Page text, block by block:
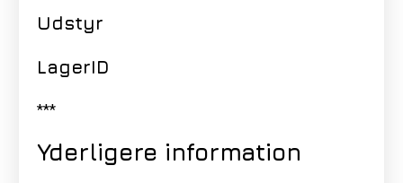
Udstyr
LagerID
***
Yderligere information